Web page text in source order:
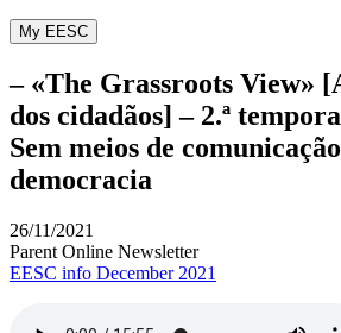
My EESC
– «The Grassroots View»
dos cidadãos] – 2.ª
Sem meios de
democracia
26/11/2021
Parent Online Newsletter
EESC info December 2021